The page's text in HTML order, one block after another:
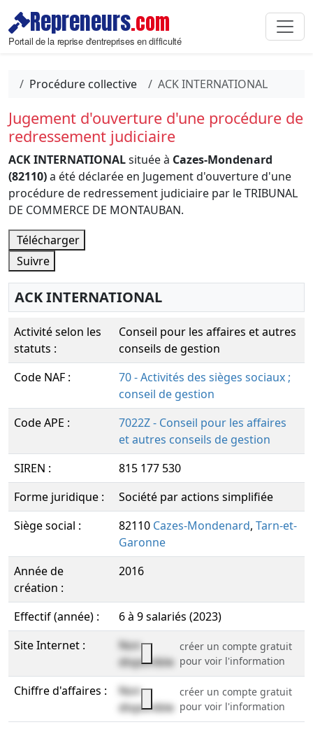
Repreneurs.com
Portail de la reprise d'entreprises en difficulté
Procédure collective ACK INTERNATIONAL
Jugement d'ouverture d'une procédure de
redressement judiciaire
ACK INTERNATIONALsituée à Cazes-Mondenard
(82110)a été déclarée en Jugement d'ouverture d'une
procédure de redressement judiciaire par le TRIBUNAL
DE COMMERCE DE MONTAUBAN.
Télécharger
Suivre
ACK INTERNATIONAL
Activité selon les
statuts :
Conseil pour les affaires et autres
conseils de gestion
Code NAF :
70 - Activités des sièges sociaux ;
conseil de gestion
Code APE :
7022Z - Conseil pour les affaires
et autres conseils de gestion
SIREN :
815 177 530
Forme juridique :
Société par actions simplifiée
Siège social :
82110 Cazes-Mondenard, Tarn-et-
Garonne
Année de
création :
2016
Effectif (année) :
6 à 9 salariés (2023)
Site Internet :
Non
disponible
créer un compte gratuit
pour voir l'information
Chiffre d'affaires :
Non
disponible
créer un compte gratuit
pour voir l'information